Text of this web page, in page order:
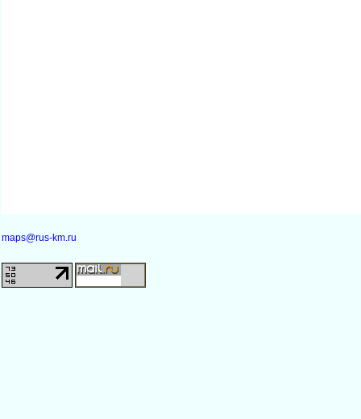
maps@rus-km.ru